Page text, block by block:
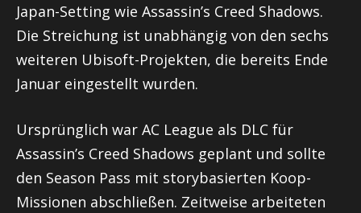
Japan-Setting wie Assassin’s Creed Shadows.
Die Streichung ist unabhängig von den sechs
weiteren Ubisoft-Projekten, die bereits Ende
Januar eingestellt wurden.
Ursprünglich war AC League als DLC für
Assassin’s Creed Shadows geplant und sollte
den Season Pass mit storybasierten Koop-
Missionen abschließen. Zeitweise arbeiteten